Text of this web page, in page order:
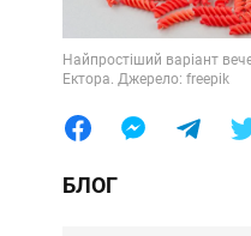
Найпростіший варіант
Ектора. Джерело: freepik
БЛОГ